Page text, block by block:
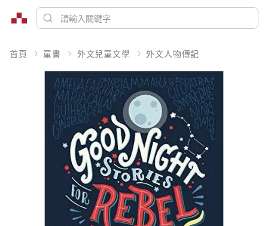
首頁 童書 外文兒童文學 外文人物傳記